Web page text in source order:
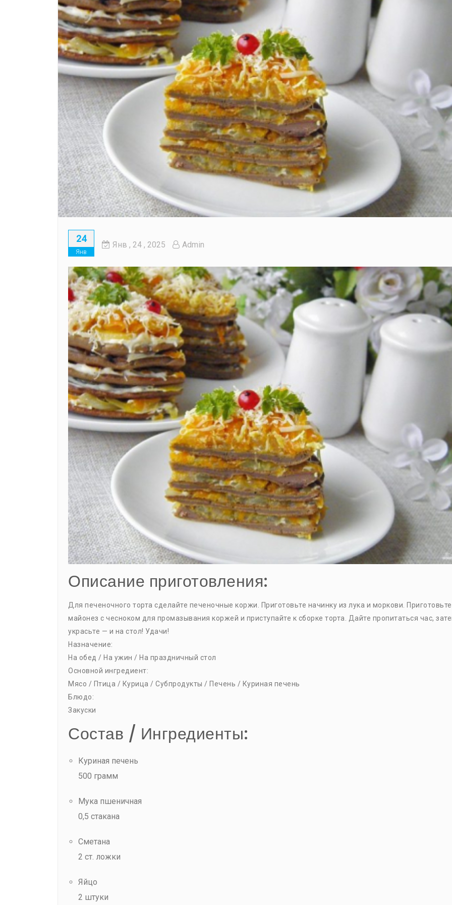
24
Янв
Янв , 24 , 2025 Admin
Описание приготовления:
Для печеночного торта сделайте печеночные коржи. Приготовьте начинку из лука и моркови. Приготовьте
майонез с чесноком для промазывания коржей и приступайте к сборке торта. Дайте пропитаться час,
украсьте — и на стол! Удачи!
Назначение:
На обед / На ужин / На праздничный стол
Основной ингредиент:
Мясо / Птица / Курица / Субпродукты / Печень / Куриная печень
Блюдо:
Закуски
Состав / Ингредиенты:
Куриная печень
500 грамм
Мука пшеничная
0,5 стакана
Сметана
2 ст. ложки
Яйцо
2 штуки